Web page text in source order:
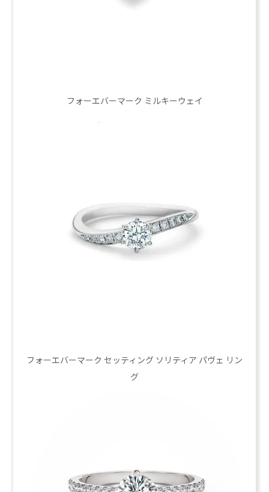
フォーエバーマーク ミルキーウェイ
フォーエバーマーク セッティング ソリティア パヴェ リン
グ